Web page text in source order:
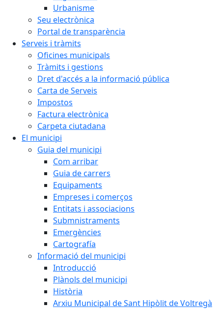
Urbanisme
Seu electrònica
Portal de transparència
Serveis i tràmits
Oficines municipals
Tràmits i gestions
Dret d'accés a la informació pública
Carta de Serveis
Impostos
Factura electrònica
Carpeta ciutadana
El municipi
Guia del municipi
Com arribar
Guia de carrers
Equipaments
Empreses i comerços
Entitats i associacions
Submnistraments
Emergències
Cartografía
Informació del municipi
Introducció
Plànols del municipi
Història
Arxiu Municipal de Sant Hipòlit de Voltregà